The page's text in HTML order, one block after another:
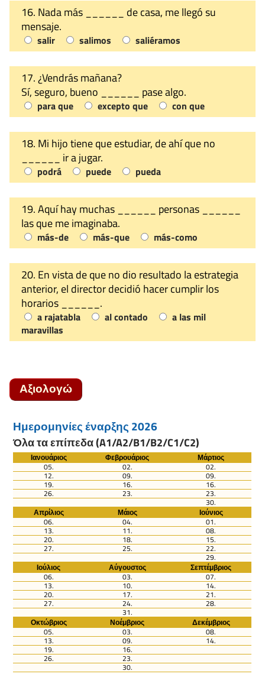
16. Nada más ______ de casa, me llegó su
mensaje.
salir salimos saliéramos
17. ¿Vendrás mañana?
Sí, seguro, bueno ______ pase algo.
para que excepto que con que
18. Mi hijo tiene que estudiar, de ahí que no
______ ir a jugar.
podrá puede pueda
19. Aquí hay muchas ______ personas ______
las que me imaginaba.
más-de más-que más-como
20. En vista de que no dio resultado la estrategia
anterior, el director decidió hacer cumplir los
horarios ______.
a rajatabla al contado
a las mil
maravillas
Αξιολογώ
Ημερομηνίες έναρξης 2026
Όλα τα επίπεδα (A1/A2/B1/B2/C1/C2)
Ιανουάριος Φεβρουάριος
Μάρτιος
05.
02. 02.
12. 09. 09.
19. 16. 16.
26. 23. 23.
30.
Απρίλιος
Μάιος
Ιούνιος
06.
04. 01.
13. 11. 08.
20. 18. 15.
27. 25. 22.
29.
Ιούλιος
Αύγουστος
Σεπτέμβριος
06.
03. 07.
13. 10. 14.
20. 17. 21.
27. 24. 28.
31.
Οκτώβριος
Νοέμβριος
Δεκέμβριος
05.
03. 08.
13. 09. 14.
19. 16.
26. 23.
30.